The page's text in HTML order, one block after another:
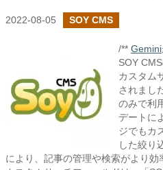
2022-08-05 SOY CMS
/** Gemini
SOY
カスタム
されまし
のみで利
デートに
ジでもカ
した絞り
により、記事の管理や検索がより効